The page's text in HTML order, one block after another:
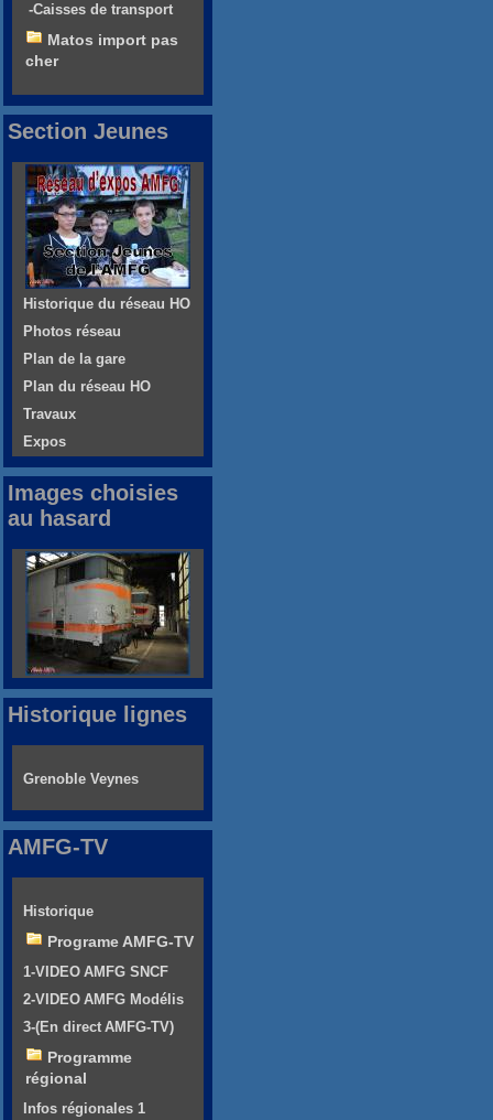
-Caisses de transport
Matos import pas
cher
Section Jeunes
Historique du réseau HO
Photos réseau
Plan de la gare
Plan du réseau HO
Travaux
Expos
Images choisies
au hasard
Historique lignes
Grenoble Veynes
AMFG-TV
Historique
Programe AMFG-TV
1-VIDEO AMFG SNCF
2-VIDEO AMFG Modélis
3-(En direct AMFG-TV)
Programme
régional
Infos régionales 1